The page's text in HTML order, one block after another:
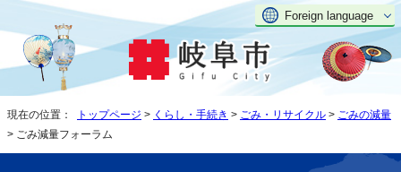
Foreign language
現在の位置： トップページ > くらし・手続き > ごみ・リサイクル > ごみの減量
> ごみ減量フォーラム